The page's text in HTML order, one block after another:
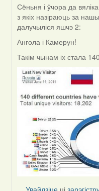
In
reply
to
by
Сёньня і ўчора да
з якіх назіраюць за
далучыліся яшчэ 2:
Ангола і Камерун!
Такім чынам іх стала
Увайдзіце ці